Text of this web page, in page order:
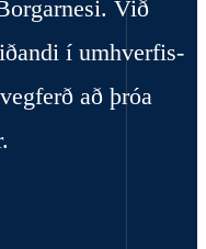
Við
í umhverfis-
að þróa